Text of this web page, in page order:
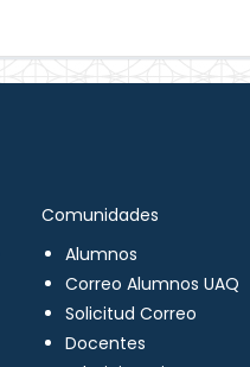
Comunidades
Alumnos
Correo Alumnos UAQ
Solicitud Correo
Docentes